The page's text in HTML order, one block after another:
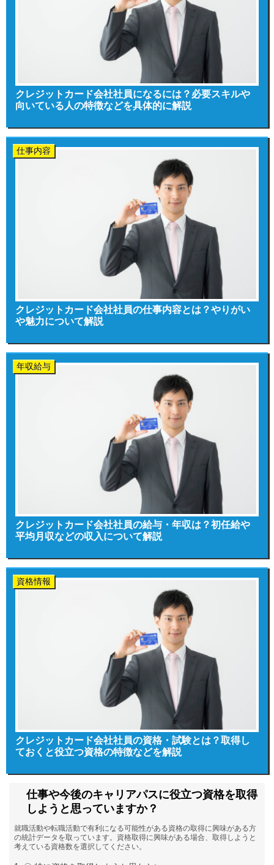
クレジットカード会社社員になるには？必要スキルや
向いている人の特徴などを具体的に解説
仕事内容
クレジットカード会社社員の仕事内容とは？やりがい
や魅力について解説
年収給与
クレジットカード会社社員の給与・年収は？初任給や
平均月収などの収入について解説
資格情報
クレジットカード会社社員の資格・試験とは？取得し
ておくと役立つ資格の特徴などを解説
仕事や今後のキャリアパスに役立つ資格を取得
しようと思っていますか？
就職活動や転職活動で有利になる可能性がある資格の取得に興味がある方
の統計データを取っています。資格取得に興味がある場合、取得しようと
考えている資格数を選択してください。